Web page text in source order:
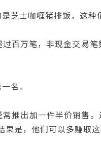
芝士咖喱猪排饭，这种
百万笔，非现金交易
名。
推出加一件半价销售
是，他们可以多赚取这